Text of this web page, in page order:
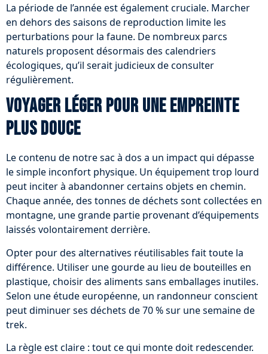
La période de l’année est également cruciale. Marcher
en dehors des saisons de reproduction limite les
perturbations pour la faune. De nombreux parcs
naturels proposent désormais des calendriers
écologiques, qu’il serait judicieux de consulter
régulièrement.
Voyager léger pour une empreinte
plus douce
Le contenu de notre sac à dos a un impact qui dépasse
le simple inconfort physique. Un équipement trop lourd
peut inciter à abandonner certains objets en chemin.
Chaque année, des tonnes de déchets sont collectées en
montagne, une grande partie provenant d’équipements
laissés volontairement derrière.
Opter pour des alternatives réutilisables fait toute la
différence. Utiliser une gourde au lieu de bouteilles en
plastique, choisir des aliments sans emballages inutiles.
Selon une étude européenne, un randonneur conscient
peut diminuer ses déchets de 70 % sur une semaine de
trek.
La règle est claire : tout ce qui monte doit redescender.